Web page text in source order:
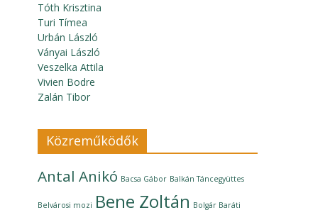
Tóth Krisztina
Turi Tímea
Urbán László
Ványai László
Veszelka Attila
Vivien Bodre
Zalán Tibor
Közreműködők
Antal Anikó Bacsa Gábor Balkán Táncegyüttes
Belvárosi mozi Bene Zoltán Bolgár Baráti